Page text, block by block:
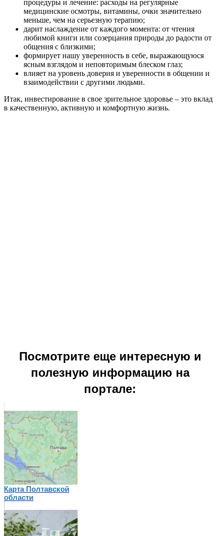
процедуры и лечение: расходы на регулярные
медицинские осмотры, витамины, очки значительно
меньше, чем на серьезную терапию;
дарит наслаждение от каждого момента: от чтения
любимой книги или созерцания природы до радости от
общения с близкими;
формирует нашу уверенность в себе, выражающуюся
ясным взглядом и неповторимым блеском глаз;
влияет на уровень доверия и уверенности в общении и
взаимодействии с другими людьми.
Итак, инвестирование в свое зрительное здоровье – это вклад
в качественную, активную и комфортную жизнь.
Посмотрите еще интересную и
полезную информацию на
портале:
Карта Полтавской
области